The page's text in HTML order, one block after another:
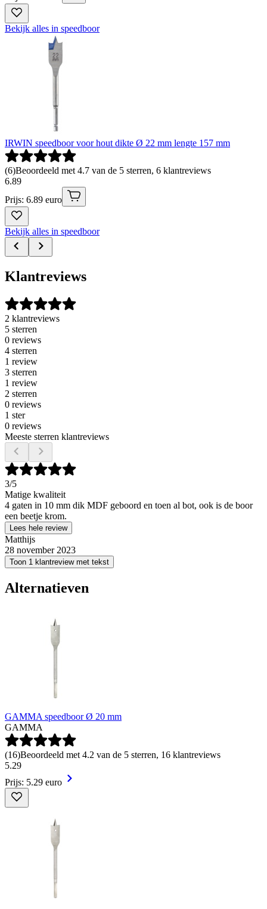
Bekijk alles in speedboor
IRWIN speedboor voor hout dikte Ø 22 mm lengte 157 mm
(6)Beoordeeld met 4.7 van de 5 sterren, 6 klantreviews
6.89
Prijs: 6.89 euro
Bekijk alles in speedboor
Klantreviews
2 klantreviews
5 sterren
0 reviews
4 sterren
1 review
3 sterren
1 review
2 sterren
0 reviews
1 ster
0 reviews
Meeste sterren klantreviews
3/5
Matige kwaliteit
4 gaten in 10 mm dik MDF geboord en toen al bot, ook is de boor
een beetje krom.
Lees hele review
Matthijs
28 november 2023
Toon 1 klantreview met tekst
Alternatieven
GAMMA speedboor Ø 20 mm
GAMMA
(16)Beoordeeld met 4.2 van de 5 sterren, 16 klantreviews
5.29
Prijs: 5.29 euro